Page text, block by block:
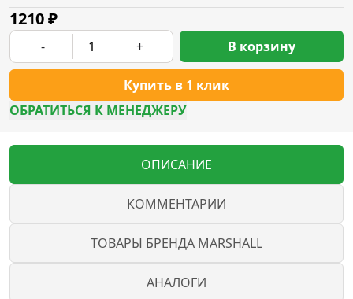
1210₽
- +
Купить в 1 клик
В корзину
ОБРАТИТЬСЯ К МЕНЕДЖЕРУ
ОПИСАНИЕ
КОММЕНТАРИИ
ТОВАРЫ БРЕНДА MARSHALL
АНАЛОГИ